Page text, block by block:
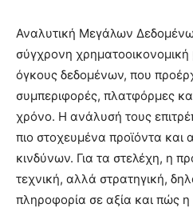
Αναλυτική Μεγάλων
σύγχρονη χρηματοοικονομική
όγκους δεδομένων, που
συμπεριφορές, πλατφόρμες
χρόνο. Η ανάλυσή τους
πιο στοχευμένα προϊόντα και
κινδύνων. Για τα στελέχη, η
τεχνική, αλλά στρατηγική,
πληροφορία σε αξία και πώς η